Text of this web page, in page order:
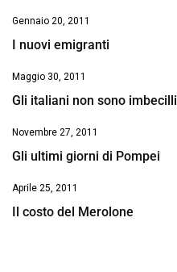
Gennaio 20, 2011
I nuovi emigranti
Maggio 30, 2011
Gli italiani non sono imbecilli
Novembre 27, 2011
Gli ultimi giorni di Pompei
Aprile 25, 2011
Il costo del Merolone